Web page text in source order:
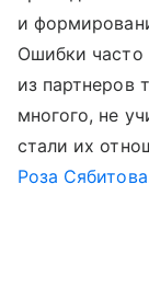
и
Ошибки часто
из партнеров
многого, не
стали их
Роза Сябитова